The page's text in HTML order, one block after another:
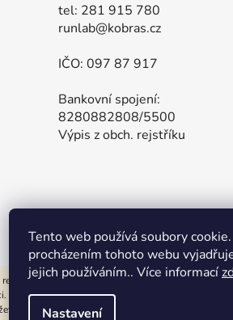
Tento web používá soubory
procházením tohoto webu
jejich používáním.. Více informací
Nastavení
Všechny
Součástí dodávky je také
prohlédnout i na
tel: 281 915 780
runlab@kobras.cz
IČO: 097 87 917
Bankovní spojení:
8280882808/5500
Výpis z obch. rejstříku
Kompletní nabídka produktů